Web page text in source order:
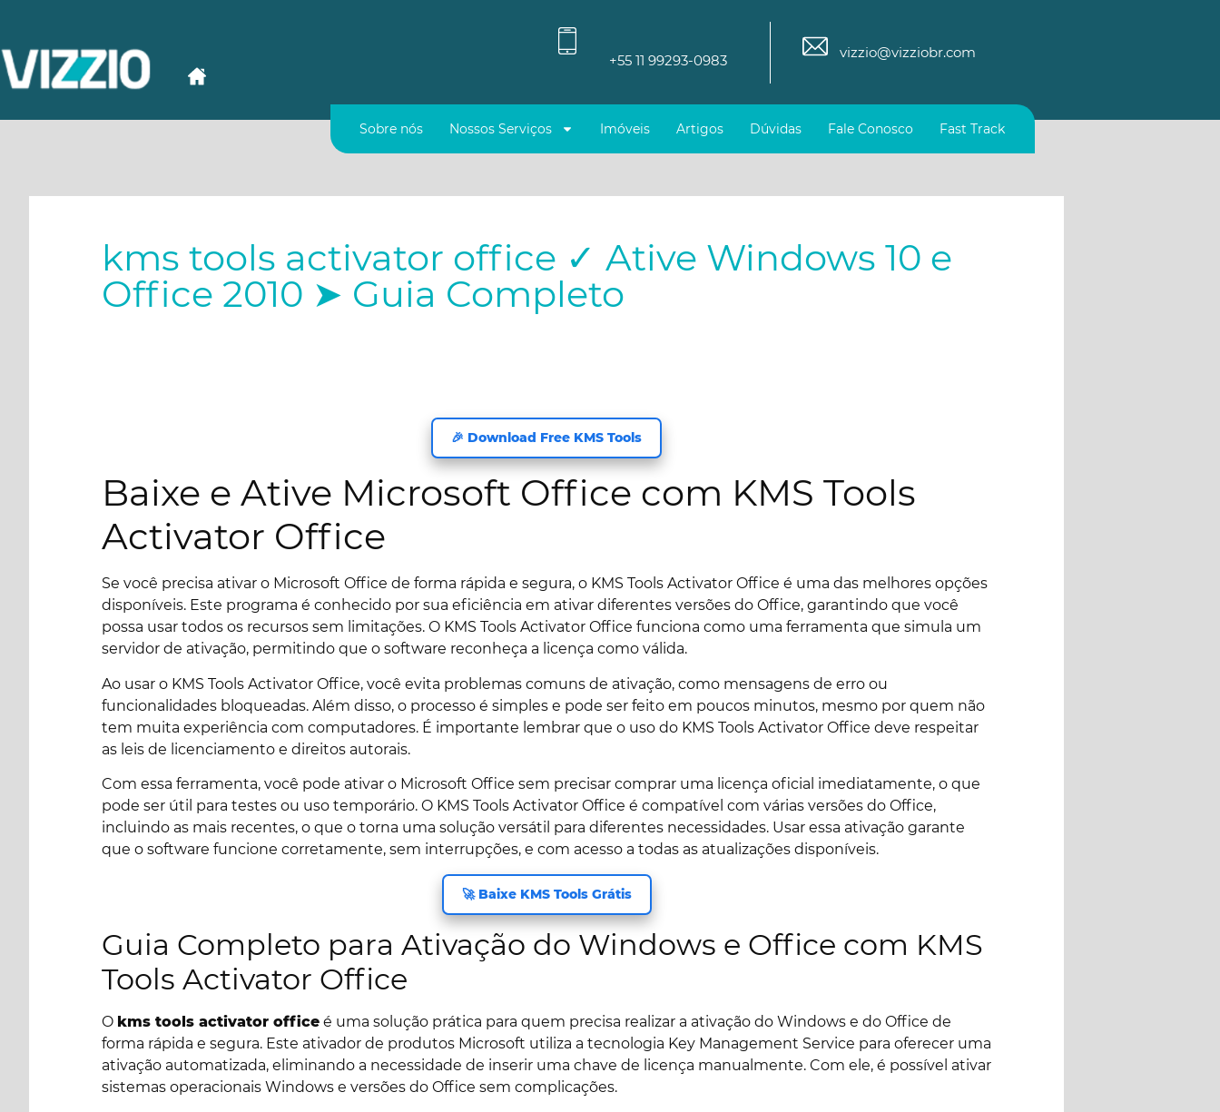
+55 11 99293-0983 vizzio@vizziobr.com
Sobre nós Nossos Serviços Imóveis Artigos Dúvidas Fale Conosco Fast Track
kms tools activator office ✓ Ative Windows 10 e
Office 2010 ➤ Guia Completo
🎉 Download Free KMS Tools
Baixe e Ative Microsoft Office com KMS Tools
Activator Office
Se você precisa ativar o Microsoft Office de forma rápida e segura, o KMS Tools Activator Office é uma das melhores opções
disponíveis. Este programa é conhecido por sua eficiência em ativar diferentes versões do Office, garantindo que você
possa usar todos os recursos sem limitações. O KMS Tools Activator Office funciona como uma ferramenta que simula um
servidor de ativação, permitindo que o software reconheça a licença como válida.
Ao usar o KMS Tools Activator Office, você evita problemas comuns de ativação, como mensagens de erro ou
funcionalidades bloqueadas. Além disso, o processo é simples e pode ser feito em poucos minutos, mesmo por quem não
tem muita experiência com computadores. É importante lembrar que o uso do KMS Tools Activator Office deve respeitar
as leis de licenciamento e direitos autorais.
Com essa ferramenta, você pode ativar o Microsoft Office sem precisar comprar uma licença oficial imediatamente, o que
pode ser útil para testes ou uso temporário. O KMS Tools Activator Office é compatível com várias versões do Office,
incluindo as mais recentes, o que o torna uma solução versátil para diferentes necessidades. Usar essa ativação garante
que o software funcione corretamente, sem interrupções, e com acesso a todas as atualizações disponíveis.
🚀 Baixe KMS Tools Grátis
Guia Completo para Ativação do Windows e Office com KMS
Tools Activator Office
O kms tools activator office é uma solução prática para quem precisa realizar a ativação do Windows e do Office de
forma rápida e segura. Este ativador de produtos Microsoft utiliza a tecnologia Key Management Service para oferecer uma
ativação automatizada, eliminando a necessidade de inserir uma chave de licença manualmente. Com ele, é possível ativar
sistemas operacionais Windows e versões do Office sem complicações.